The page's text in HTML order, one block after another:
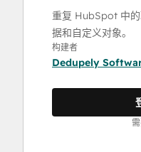
重复 HubSpot 中
据和自定义对象。
构建者
Dedupely